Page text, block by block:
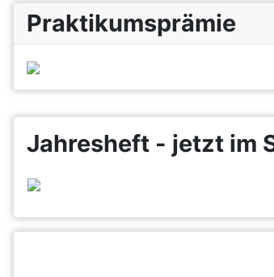
Jahresheft - jetzt im
Praktikumsprämie